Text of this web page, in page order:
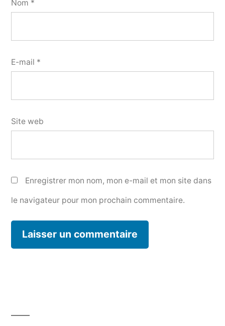
Nom *
E-mail *
Site web
Enregistrer mon nom, mon e-mail et mon site dans
le navigateur pour mon prochain commentaire.